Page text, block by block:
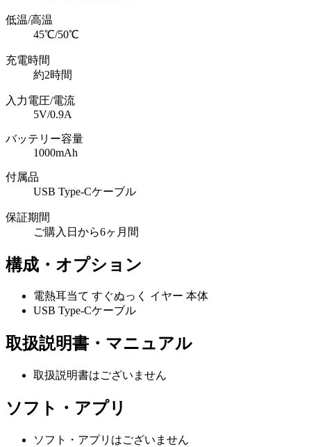
低温/高温
45℃/50℃
充電時間
約2時間
入力電圧/電流
5V/0.9A
バッテリー容量
1000mAh
付属品
USB Type-Cケーブル
保証期間
ご購入日から6ヶ月間
構成・オプション
電熱耳当て すぐぬっく イヤー 本体
USB Type-Cケーブル
取扱説明書・マニュアル
取扱説明書はございません
ソフト・アプリ
ソフト・アプリはございません